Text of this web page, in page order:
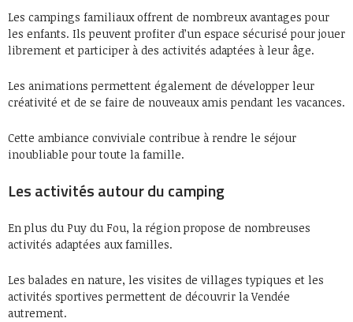
Les campings familiaux offrent de nombreux avantages pour
les enfants. Ils peuvent profiter d’un espace sécurisé pour jouer
librement et participer à des activités adaptées à leur âge.
Les animations permettent également de développer leur
créativité et de se faire de nouveaux amis pendant les vacances.
Cette ambiance conviviale contribue à rendre le séjour
inoubliable pour toute la famille.
Les activités autour du camping
En plus du Puy du Fou, la région propose de nombreuses
activités adaptées aux familles.
Les balades en nature, les visites de villages typiques et les
activités sportives permettent de découvrir la Vendée
autrement.